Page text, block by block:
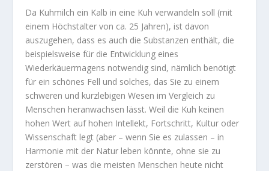
Da Kuhmilch ein Kalb in eine Kuh verwandeln soll (mit
einem Höchstalter von ca. 25 Jahren), ist davon
auszugehen, dass es auch die Substanzen enthält, die
beispielsweise für die Entwicklung eines
Wiederkäuermagens notwendig sind, nämlich benötigt
für ein schönes Fell und solches, das Sie zu einem
schweren und kurzlebigen Wesen im Vergleich zu
Menschen heranwachsen lässt. Weil die Kuh keinen
hohen Wert auf hohen Intellekt, Fortschritt, Kultur oder
Wissenschaft legt (aber – wenn Sie es zulassen – in
Harmonie mit der Natur leben könnte, ohne sie zu
zerstören – was die meisten Menschen heute nicht